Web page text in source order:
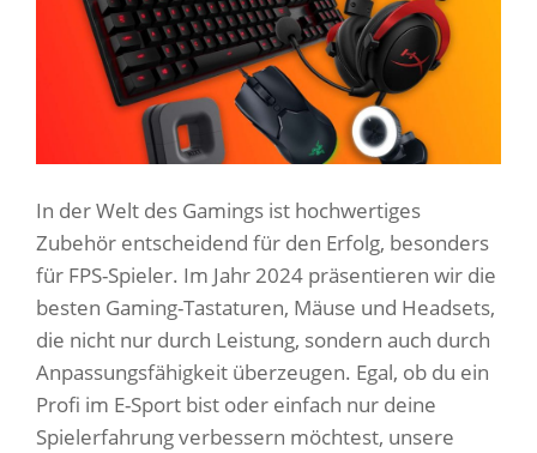
In der Welt des Gamings ist hochwertiges
Zubehör entscheidend für den Erfolg, besonders
für FPS-Spieler. Im Jahr 2024 präsentieren wir die
besten Gaming-Tastaturen, Mäuse und Headsets,
die nicht nur durch Leistung, sondern auch durch
Anpassungsfähigkeit überzeugen. Egal, ob du ein
Profi im E-Sport bist oder einfach nur deine
Spielerfahrung verbessern möchtest, unsere